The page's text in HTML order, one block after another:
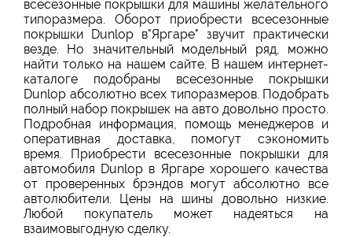
всесезонные покрышки для машины желательного
типоразмера. Оборот приобрести всесезонные
покрышки Dunlop в"Яргаре" звучит практически
везде. Но значительный модельный ряд, можно
найти только на нашем сайте. В нашем интернет-
каталоге подобраны всесезонные покрышки
Dunlop абсолютно всех типоразмеров. Подобрать
полный набор покрышек на авто довольно просто.
Подробная информация, помощь менеджеров и
оперативная доставка, помогут сэкономить
время. Приобрести всесезонные покрышки для
автомобиля Dunlop в Яргаре хорошего качества
от проверенных брэндов могут абсолютно все
автолюбители. Цены на шины довольно низкие.
Любой покупатель может надеяться на
взаимовыгодную сделку.